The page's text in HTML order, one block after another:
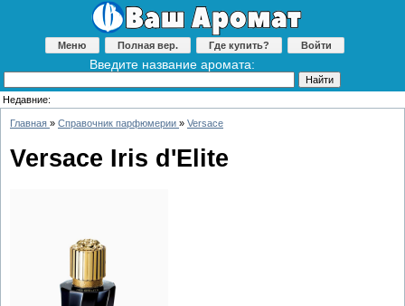
Меню Полная вер. Где купить? Войти
Введите название аромата:
Недавние:
Главная » Справочник парфюмерии » Versace
Versace Iris d'Elite